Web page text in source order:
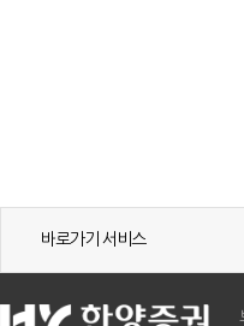
바로가기 서비스